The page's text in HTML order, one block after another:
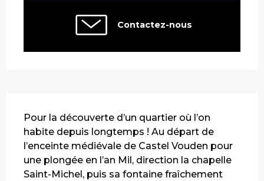
Contactez-nous
Pour la découverte d’un quartier où l’on
habite depuis longtemps ! Au départ de
l’enceinte médiévale de Castel Vouden pour
une plongée en l’an Mil, direction la chapelle
Saint-Michel, puis sa fontaine fraîchement